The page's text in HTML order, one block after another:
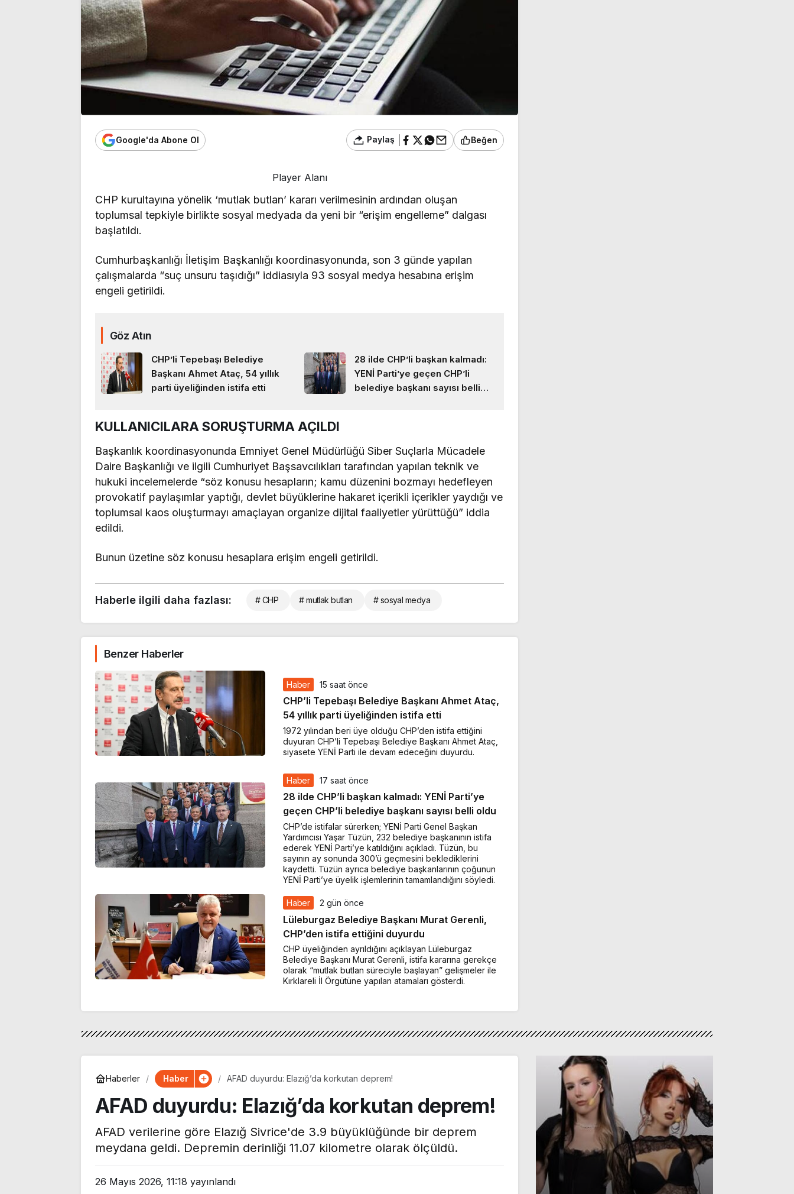
Google'da Abone Ol Paylaş Beğen
Player Alanı
CHP kurultayına yönelik ‘mutlak butlan’ kararı verilmesinin ardından oluşan
toplumsal tepkiyle birlikte sosyal medyada da yeni bir “erişim engelleme” dalgası
başlatıldı.
Cumhurbaşkanlığı İletişim Başkanlığı koordinasyonunda, son 3 günde yapılan
çalışmalarda “suç unsuru taşıdığı” iddiasıyla 93 sosyal medya hesabına erişim
engeli getirildi.
Göz Atın
CHP’li Tepebaşı Belediye
Başkanı Ahmet Ataç, 54 yıllık
parti üyeliğinden istifa etti
28 ilde CHP’li başkan kalmadı:
YENİ Parti’ye geçen CHP’li
belediye başkanı sayısı belli
KULLANICILARA SORUŞTURMA AÇILDI
Başkanlık koordinasyonunda Emniyet Genel Müdürlüğü Siber Suçlarla Mücadele
Daire Başkanlığı ve ilgili Cumhuriyet Başsavcılıkları tarafından yapılan teknik ve
hukuki incelemelerde “söz konusu hesapların; kamu düzenini bozmayı hedefleyen
provokatif paylaşımlar yaptığı, devlet büyüklerine hakaret içerikli içerikler yaydığı ve
toplumsal kaos oluşturmayı amaçlayan organize dijital faaliyetler yürüttüğü” iddia
edildi.
Bunun üzetine söz konusu hesaplara erişim engeli getirildi.
Haberle ilgili daha fazlası: # CHP # mutlak butlan # sosyal medya
Benzer Haberler
Haber 15 saat önce
CHP’li Tepebaşı Belediye Başkanı Ahmet Ataç,
54 yıllık parti üyeliğinden istifa etti
1972 yılından beri üye olduğu CHP’den istifa ettiğini
duyuran CHP’li Tepebaşı Belediye Başkanı Ahmet Ataç,
siyasete YENİ Parti ile devam edeceğini duyurdu.
Haber 17 saat önce
28 ilde CHP’li başkan kalmadı: YENİ Parti’ye
geçen CHP’li belediye başkanı sayısı belli oldu
CHP’de istifalar sürerken; YENİ Parti Genel Başkan
Yardımcısı Yaşar Tüzün, 232 belediye başkanının istifa
ederek YENİ Parti’ye katıldığını açıkladı. Tüzün, bu
sayının ay sonunda 300’ü geçmesini beklediklerini
kaydetti. Tüzün ayrıca belediye başkanlarının çoğunun
YENİ Parti’ye üyelik işlemlerinin tamamlandığını söyledi.
Haber 2 gün önce
Lüleburgaz Belediye Başkanı Murat Gerenli,
CHP’den istifa ettiğini duyurdu
CHP üyeliğinden ayrıldığını açıklayan Lüleburgaz
Belediye Başkanı Murat Gerenli, istifa kararına gerekçe
olarak “mutlak butlan süreciyle başlayan” gelişmeler ile
Kırklareli İl Örgütüne yapılan atamaları gösterdi.
Haberler Haber AFAD duyurdu: Elazığ’da korkutan deprem!
AFAD duyurdu: Elazığ’da korkutan deprem!
AFAD verilerine göre Elazığ Sivrice'de 3.9 büyüklüğünde bir deprem
meydana geldi. Depremin derinliği 11.07 kilometre olarak ölçüldü.
26 Mayıs 2026, 11:18 yayınlandı